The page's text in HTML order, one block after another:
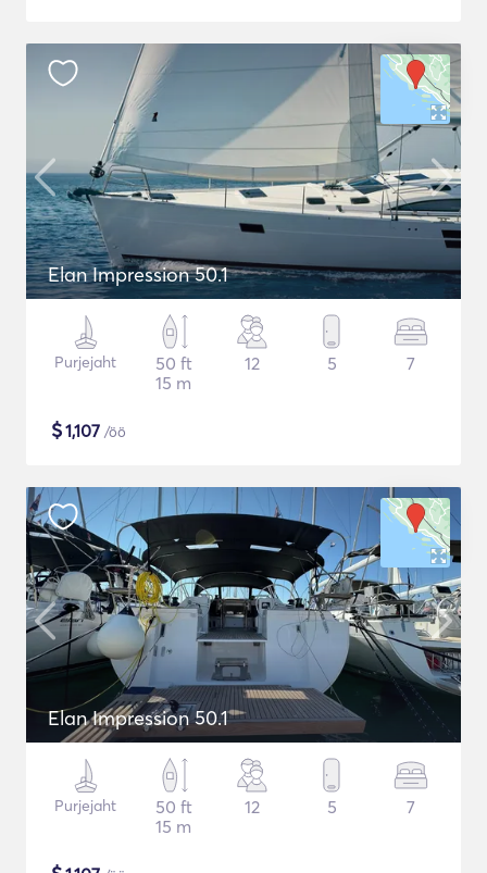
Elan Impression 50.1
Purjejaht
50 ft
15 m
12 5 7
$1,107 /öö
Elan Impression 50.1
Purjejaht
50 ft
15 m
12 5 7